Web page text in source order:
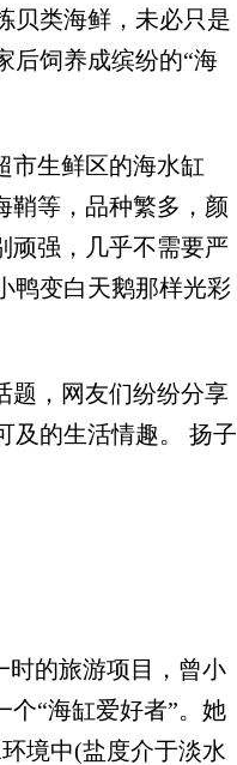
类海鲜，未必只是
后饲养成缤纷的“海
生鲜区的海水缸
鞘等，品种繁多，颜
顽强，几乎不需要严
鸭变白天鹅那样光彩
，网友们纷纷分享
及的生活情趣。 扬子
的旅游项目，曾小
个“海缸爱好者”。她
境中(盐度介于淡水